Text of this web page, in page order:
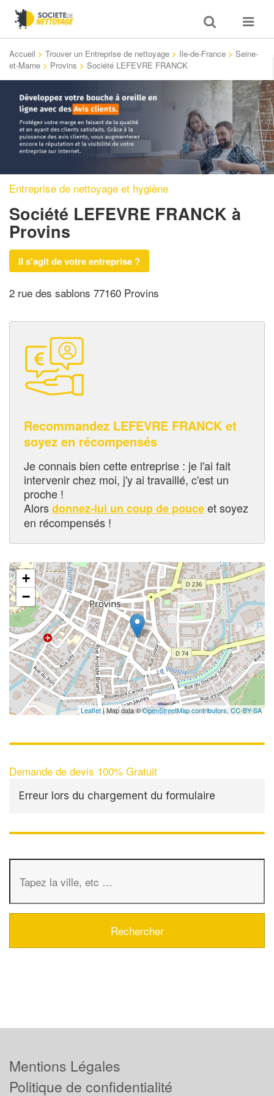
Toggle
search
Toggle
Accueil > Trouver un Entreprise de nettoyage > Ile-de-France > Seine-
et-Marne > Provins > Société LEFEVRE FRANCK
Entreprise de nettoyage et hygiène
Société LEFEVRE FRANCK à
Provins
Il s'agit de votre entreprise ?
2 rue des sablons 77160 Provins
Recommandez LEFEVRE FRANCK et
soyez en récompensés
Je connais bien cette entreprise : je l'ai fait
intervenir chez moi, j'y ai travaillé, c'est un
proche !
Alorsdonnez-lui un coup de pouceet soyez
en récompensés !
+
−
Leaflet| Map data ©OpenStreetMap contributors,CC-BY-SA
Demande de devis 100% Gratuit
Erreur lors du chargement du formulaire
Mentions Légales
Politique de confidentialité